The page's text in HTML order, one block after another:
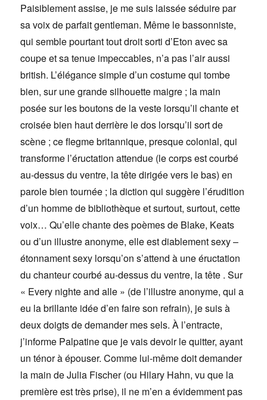
Paisiblement assise, je me suis laissée séduire par
sa voix de parfait gentleman. Même le bassonniste,
qui semble pourtant tout droit sorti d’Eton avec sa
coupe et sa tenue impeccables, n’a pas l’air aussi
british. L’élégance simple d’un costume qui tombe
bien, sur une grande silhouette maigre ; la main
posée sur les boutons de la veste lorsqu’il chante et
croisée bien haut derrière le dos lorsqu’il sort de
scène ; ce flegme britannique, presque colonial, qui
transforme l’éructation attendue (le corps est courbé
au-dessus du ventre, la tête dirigée vers le bas) en
parole bien tournée ; la diction qui suggère l’érudition
d’un homme de bibliothèque et surtout, surtout, cette
voix… Qu’elle chante des poèmes de Blake, Keats
ou d’un illustre anonyme, elle est diablement sexy –
étonnament sexy lorsqu’on s’attend à une éructation
du chanteur courbé au-dessus du ventre, la tête . Sur
« Every nighte and alle » (de l’illustre anonyme, qui a
eu la brillante idée d’en faire son refrain), je suis à
deux doigts de demander mes sels. À l’entracte,
j’informe Palpatine que je vais devoir le quitter, ayant
un ténor à épouser. Comme lui-même doit demander
la main de Julia Fischer (ou Hilary Hahn, vu que la
première est très prise), il ne m’en a évidemment pas